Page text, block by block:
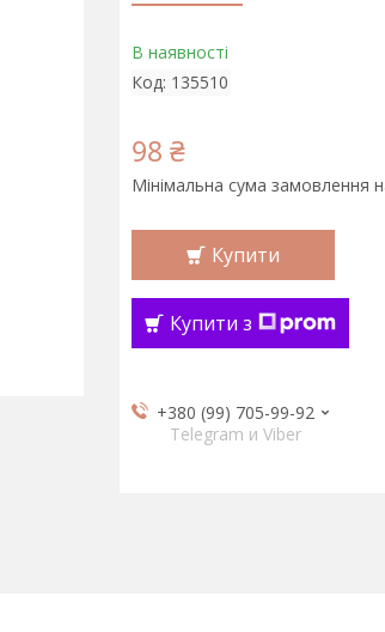
В наявності
Код: 135510
98 ₴
Мінімальна сума замовлення
Купити
Купити з
+380 (99) 705-99-92
Telegram и Viber